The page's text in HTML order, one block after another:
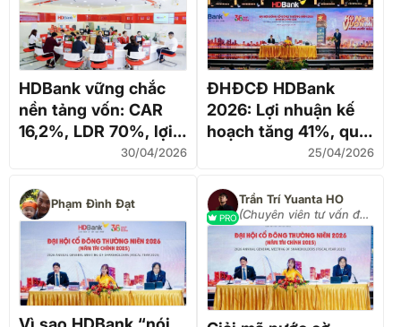
HDBank vững chắc
nền tảng vốn: CAR
16,2%, LDR 70%, lợi
nhuận 6107 tỉ,
“Tích cực”
30/04/2026
ĐHĐCĐ HDBank
2026: Lợi nhuận kế
hoạch tăng 41%, quy
mô tiệm cận 1,2 triệu
25/04/2026
Phạm Đình Đạt
PRO
Trần Trí Yuanta HO
(Chuyên viên tư vấn đầu
tư Yuanta Việt Nam)